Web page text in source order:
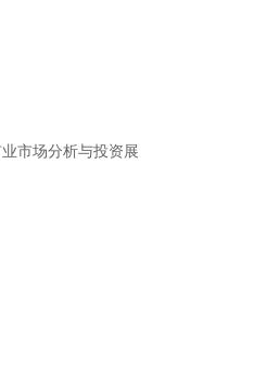
市场分析与投资展